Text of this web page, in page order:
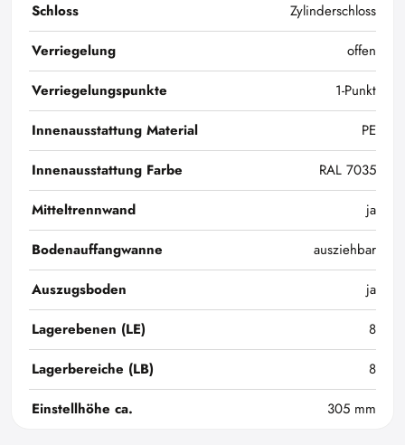
Schloss
Zylinderschloss
Verriegelung
offen
Verriegelungspunkte
1-Punkt
Innenausstattung Material
PE
Innenausstattung Farbe
RAL 7035
Mitteltrennwand
ja
Bodenauffangwanne
ausziehbar
Auszugsboden
ja
Lagerebenen (LE)
8
Lagerbereiche (LB)
8
Einstellhöhe ca.
305 mm